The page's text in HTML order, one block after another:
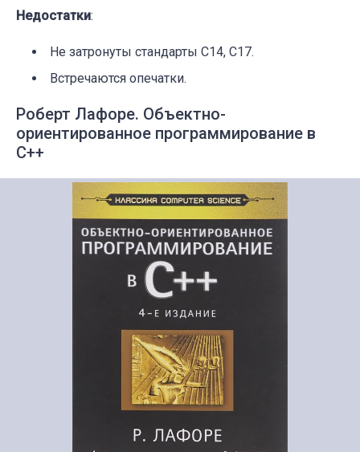
Недостатки:
Не затронуты стандарты C14, C17.
Встречаются опечатки.
Роберт Лафоре. Объектно-
ориентированное программирование в
С++